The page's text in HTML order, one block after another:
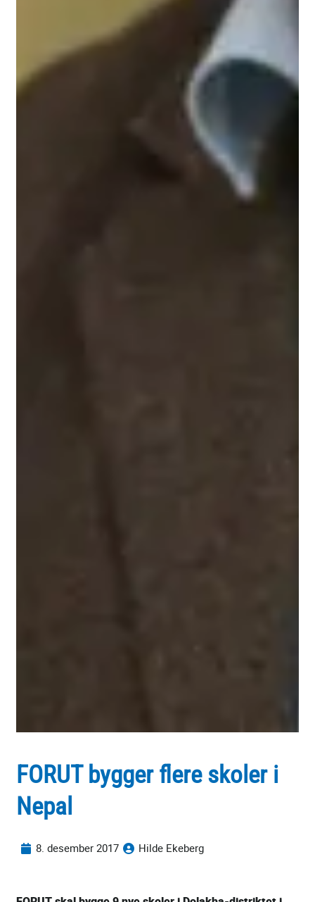
FORUT bygger flere skoler i
Nepal
8. desember 2017 Hilde Ekeberg